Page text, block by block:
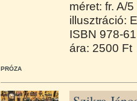
méret: fr. A/5
illusztráció:
ISBN 978-
ára: 2500 Ft
PRÓZA